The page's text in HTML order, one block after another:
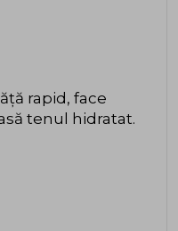
rapid, face
tenul hidratat.